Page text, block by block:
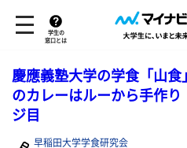
学生の
窓口とは
慶應義塾大学の学食「山
のカレーはルーから手作り
ジ目
早稲田大学学食研究会